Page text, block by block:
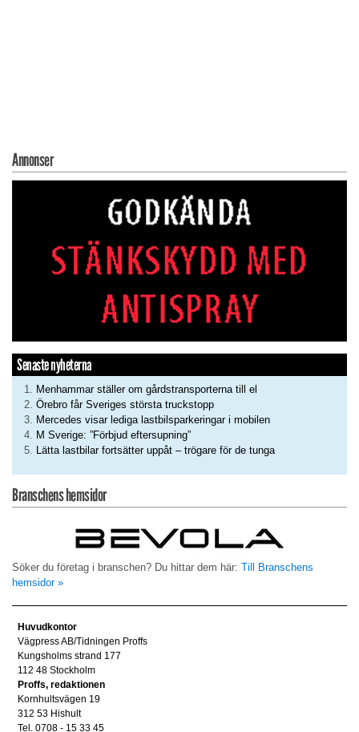
Annonser
Senaste nyheterna
Menhammar ställer om gårdstransporterna till el
Örebro får Sveriges största truckstopp
Mercedes visar lediga lastbilsparkeringar i mobilen
M Sverige: ”Förbjud eftersupning”
Lätta lastbilar fortsätter uppåt – trögare för de tunga
Branschens hemsidor
Söker du företag i branschen? Du hittar dem här: Till Branschens
hemsidor »
Huvudkontor
Vägpress AB/Tidningen Proffs
Kungsholms strand 177
112 48 Stockholm
Proffs, redaktionen
Kornhultsvägen 19
312 53 Hishult
Tel. 0708 - 15 33 45